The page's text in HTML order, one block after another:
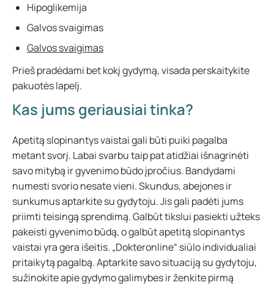
Hipoglikemija
Galvos svaigimas
Galvos svaigimas
Prieš pradėdami bet kokį gydymą, visada perskaitykite
pakuotės lapelį.
Kas jums geriausiai tinka?
Apetitą slopinantys vaistai gali būti puiki pagalba
metant svorį. Labai svarbu taip pat atidžiai išnagrinėti
savo mitybą ir gyvenimo būdo įpročius. Bandydami
numesti svorio nesate vieni. Skundus, abejones ir
sunkumus aptarkite su gydytoju. Jis gali padėti jums
priimti teisingą sprendimą. Galbūt tikslui pasiekti užteks
pakeisti gyvenimo būdą, o galbūt apetitą slopinantys
vaistai yra gera išeitis. „Dokteronline“ siūlo individualiai
pritaikytą pagalbą. Aptarkite savo situaciją su gydytoju,
sužinokite apie gydymo galimybes ir ženkite pirmą